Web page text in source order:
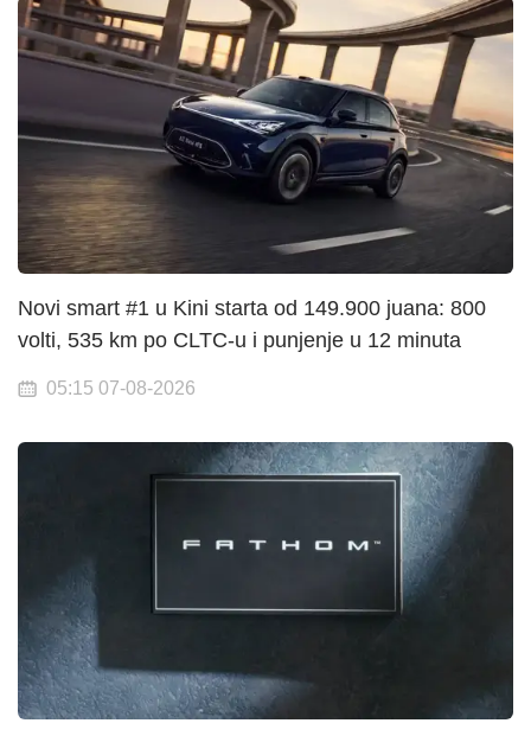
Novi smart #1 u Kini starta od 149.900 juana: 800
volti, 535 km po CLTC-u i punjenje u 12 minuta
05:15 07-08-2026